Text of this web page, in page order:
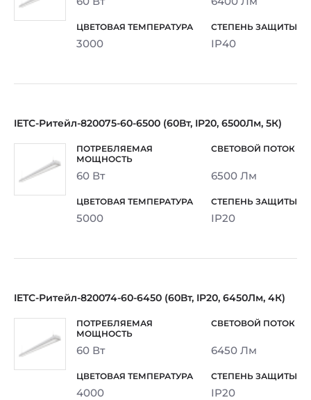
3000 IP40
IETC-Ритейл-820075-60-6500 (60Вт, IP20, 6500Лм, 5К)
60 Вт 6500 Лм
5000 IP20
IETC-Ритейл-820074-60-6450 (60Вт, IP20, 6450Лм, 4К)
60 Вт 6450 Лм
4000 IP20